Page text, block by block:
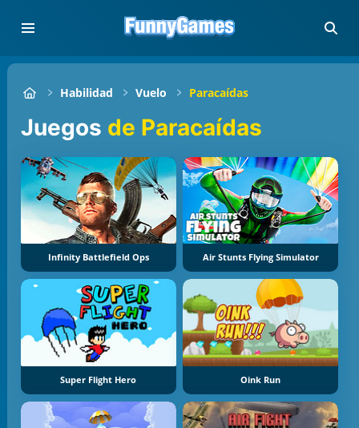
Habilidad Vuelo Paracaídas
Juegos de Paracaídas
Infinity Battlefield Ops Air Stunts Flying Simulator
Super Flight Hero Oink Run